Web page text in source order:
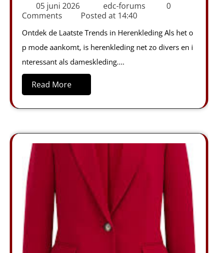
05 juni 2026 edc-forums
0
Comments
Posted at 14:40
Ontdek de Laatste Trends in Herenkleding Als het o
p mode aankomt, is herenkleding net zo divers en i
nteressant als dameskleding.…
Read More